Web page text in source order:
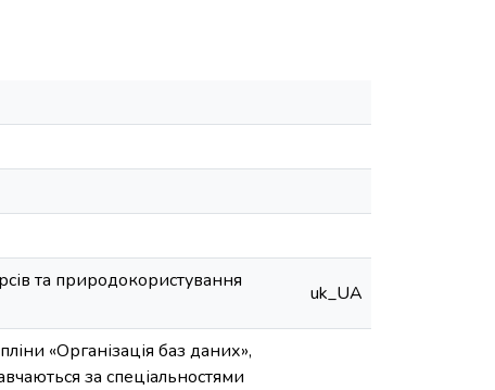
та природокористування
uk_UA
«Організація баз даних»,
за спеціальностями